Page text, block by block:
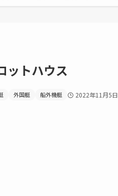
ットハウス
外国艇 船外機艇 2022年11月5日